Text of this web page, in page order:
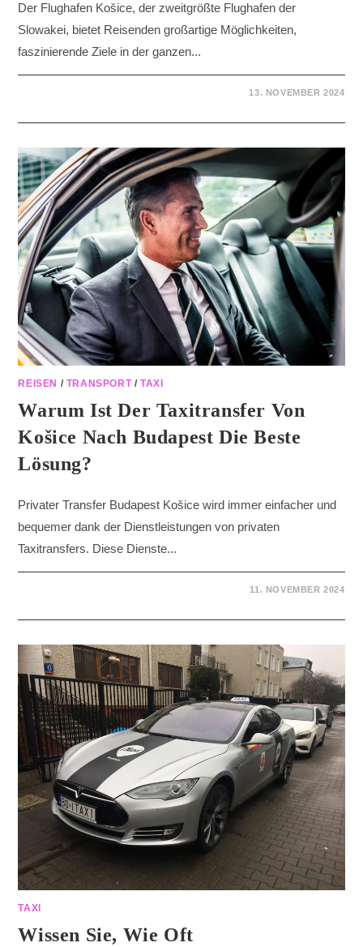
Der Flughafen Košice, der zweitgrößte Flughafen der
Slowakei, bietet Reisenden großartige Möglichkeiten,
faszinierende Ziele in der ganzen...
13. NOVEMBER 2024
REISEN / TRANSPORT/TAXI
Warum Ist Der Taxitransfer Von
Košice Nach Budapest Die Beste
Lösung?
Privater Transfer Budapest Košice wird immer einfacher und
bequemer dank der Dienstleistungen von privaten
Taxitransfers. Diese Dienste...
11. NOVEMBER 2024
TAXI
Wissen Sie, Wie Oft